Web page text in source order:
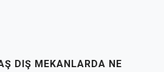
DIŞ MEKANLARDA NE